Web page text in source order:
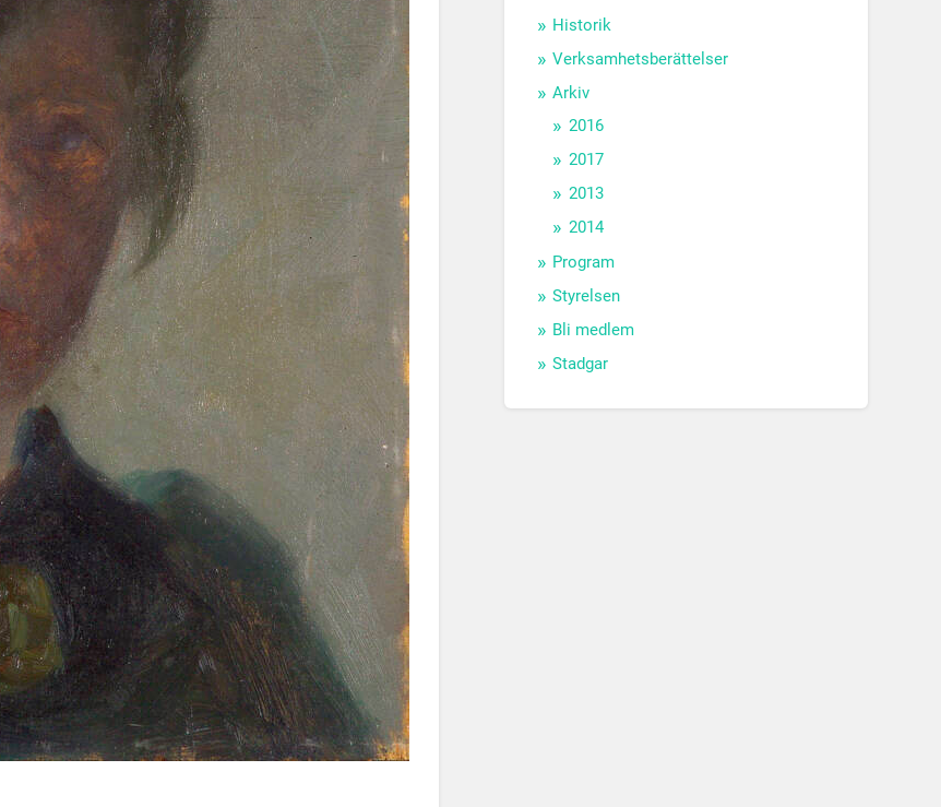
Historik
Verksamhetsberättelser
Arkiv
2016
2017
2013
2014
Program
Styrelsen
Bli medlem
Stadgar